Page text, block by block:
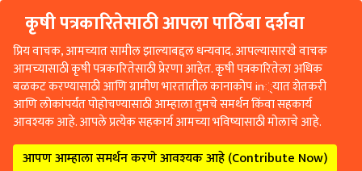
कृषी पत्रकारितेसाठी आपला पाठिंबा दर्शवा
प्रिय वाचक, आमच्यात सामील झाल्याबद्दल धन्यवाद. आपल्यासारखे वाचक
आमच्यासाठी कृषी पत्रकारितेसाठी प्रेरणा आहेत. कृषी पत्रकारितेला अधिक
बळकट करण्यासाठी आणि ग्रामीण भारतातील कानाकोप in्यात शेतकरी
आणि लोकांपर्यंत पोहोचण्यासाठी आम्हाला तुमचे समर्थन किंवा सहकार्य
आवश्यक आहे. आपले प्रत्येक सहकार्य आमच्या भविष्यासाठी मोलाचे आहे.
आपण आम्हाला समर्थन करणे आवश्यक आहे (Contribute Now)